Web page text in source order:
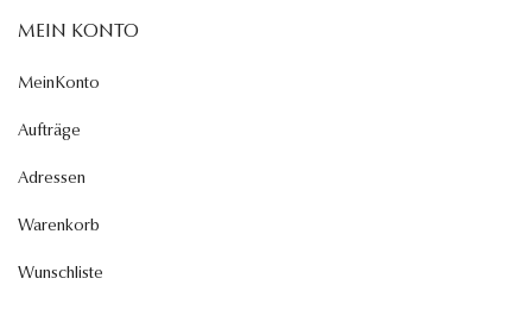
MEIN KONTO
MeinKonto
Aufträge
Adressen
Warenkorb
Wunschliste